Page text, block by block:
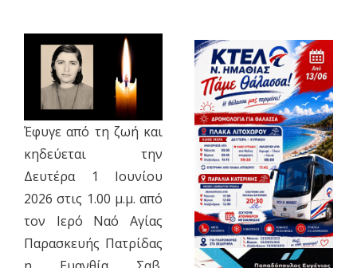
Έφυγε από τη ζωή και
κηδεύεται την
Δευτέρα 1 Ιουνίου
2026 στις 1.00 μ.μ. από
τον Ιερό Ναό Αγίας
Παρασκευής Πατρίδας